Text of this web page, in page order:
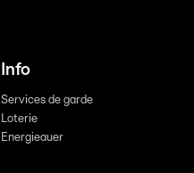
Info
Services de garde
Loterie
Energieauer